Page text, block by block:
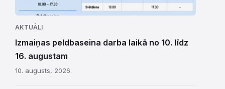
AKTUĀLI
Izmaiņas peldbaseina darba laikā no 10. līdz
16. augustam
10. augusts, 2026.